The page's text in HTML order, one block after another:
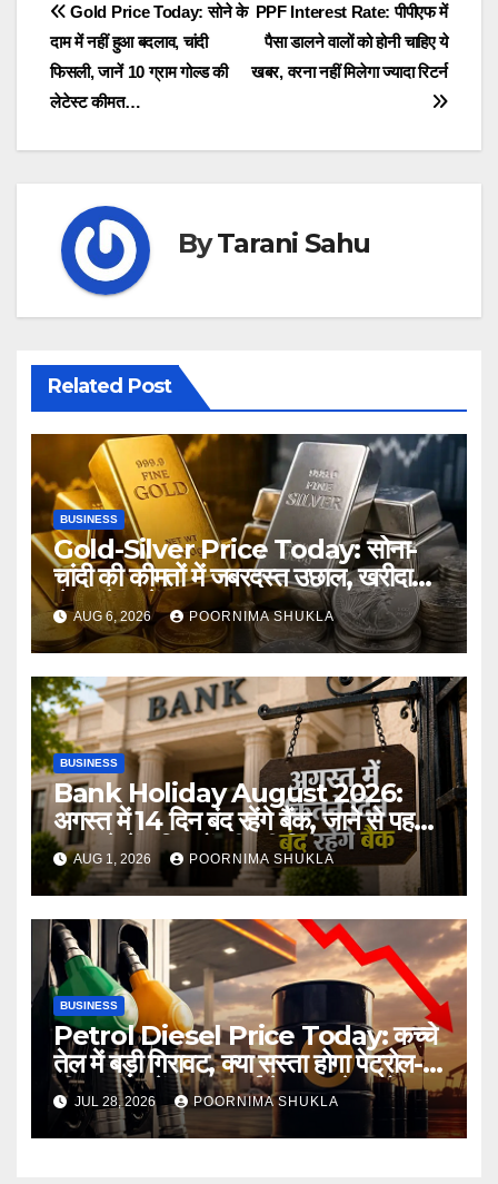
Post
navigation
PPF Interest Rate: पीपीएफ में
पैसा डालने वालों को होनी चाहिए ये
खबर, वरना नहीं मिलेगा ज्यादा रिटर्न
Gold Price Today: सोने के
दाम में नहीं हुआ बदलाव, चांदी
फिसली, जानें 10 ग्राम गोल्ड की
लेटेस्ट कीमत…
ByTarani Sahu
Related Post
BUSINESS
Gold-Silver Price Today: सोना-
चांदी की कीमतों में जबरदस्त उछाल, खरीदारी
से पहले जानें आज का ताजा भाव…
AUG 6, 2026 POORNIMA SHUKLA
BUSINESS
Bank Holiday August 2026:
अगस्त में 14 दिन बंद रहेंगे बैंक, जाने से पहले
जरूर देखें छुट्टियों की पूरी लिस्ट
AUG 1, 2026 POORNIMA SHUKLA
BUSINESS
Petrol Diesel Price Today: कच्चे
तेल में बड़ी गिरावट, क्या सस्ता होगा पेट्रोल-
डीजल? जानें 28 जुलाई के ताजा रेट और
आपके शहर का भाव…
JUL 28, 2026 POORNIMA SHUKLA